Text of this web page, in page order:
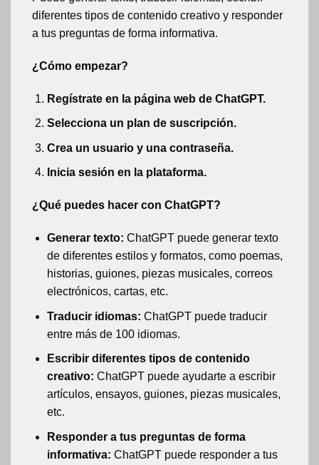
diferentes tipos de contenido creativo y responder
a tus preguntas de forma informativa.
¿Cómo empezar?
Regístrate en la página web de ChatGPT.
Selecciona un plan de suscripción.
Crea un usuario y una contraseña.
Inicia sesión en la plataforma.
¿Qué puedes hacer con ChatGPT?
Generar texto: ChatGPT puede generar texto
de diferentes estilos y formatos, como poemas,
historias, guiones, piezas musicales, correos
electrónicos, cartas, etc.
Traducir idiomas: ChatGPT puede traducir
entre más de 100 idiomas.
Escribir diferentes tipos de contenido
creativo: ChatGPT puede ayudarte a escribir
artículos, ensayos, guiones, piezas musicales,
etc.
Responder a tus preguntas de forma
informativa: ChatGPT puede responder a tus